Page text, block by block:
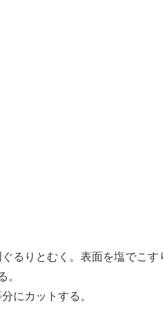
るりとむく。表面を塩でこす
。
にカットする。